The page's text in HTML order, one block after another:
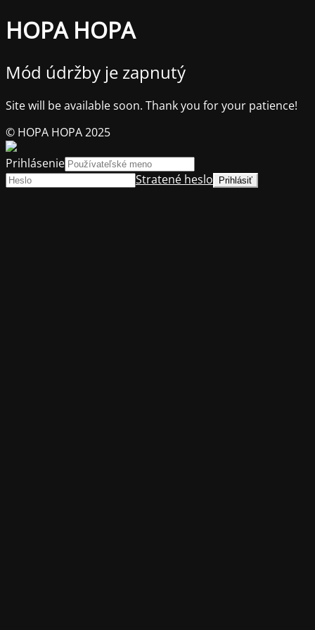
HOPA HOPA
Mód údržby je zapnutý
Site will be available soon. Thank you for your patience!
© HOPA HOPA 2025
Prihlásenie
Stratené heslo